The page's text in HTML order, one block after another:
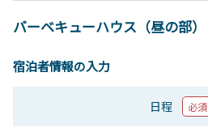
バーベキューハウス（昼の部）
宿泊者情報の入力
日程 必須